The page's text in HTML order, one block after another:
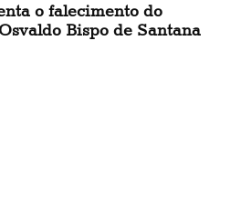
o falecimento do
Bispo de Santana